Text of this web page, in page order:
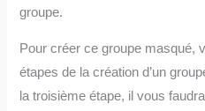
groupe.
Pour créer ce groupe masqué,
étapes de la création d’un
la troisième étape, il vous